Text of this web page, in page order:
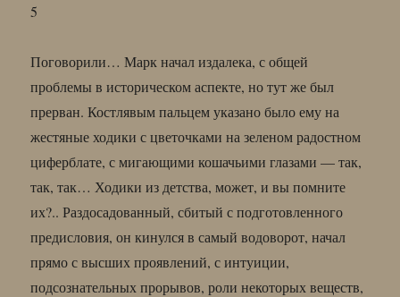
5
Поговорили… Марк начал издалека, с общей
проблемы в историческом аспекте, но тут же был
прерван. Костлявым пальцем указано было ему на
жестяные ходики с цветочками на зеленом радостном
циферблате, с мигающими кошачьими глазами — так,
так, так… Ходики из детства, может, и вы помните
их?.. Раздосадованный, сбитый с подготовленного
предисловия, он кинулся в самый водоворот, начал
прямо с высших проявлений, с интуиции,
подсознательных прорывов, роли некоторых веществ,